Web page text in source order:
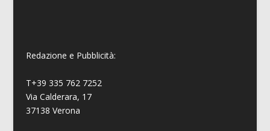
Redazione e Pubblicità:
T+39 335 762 7252
Via Calderara, 17
37138 Verona